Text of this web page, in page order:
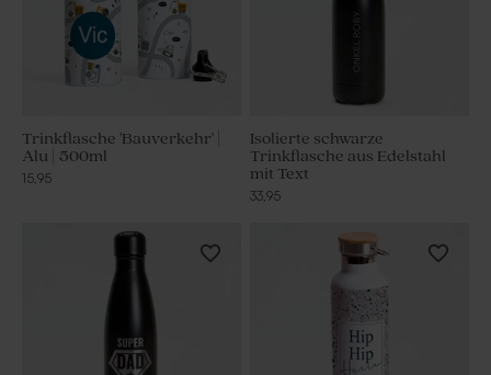
Trinkflasche 'Bauverkehr' |
Alu | 500ml
15,95
Isolierte schwarze
Trinkflasche aus Edelstahl
mit Text
33,95